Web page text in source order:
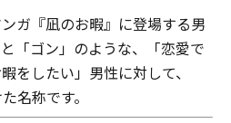
ガ『凪のお暇』に登場する男
「ゴン」のような、「恋愛で
をしたい」男性に対して、
名称です。